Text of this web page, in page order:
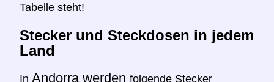
Tabelle steht!
Stecker und Steckdosen in jedem
Land
In Andorra werden folgende Stecker